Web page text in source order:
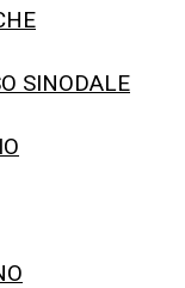
SINODALE